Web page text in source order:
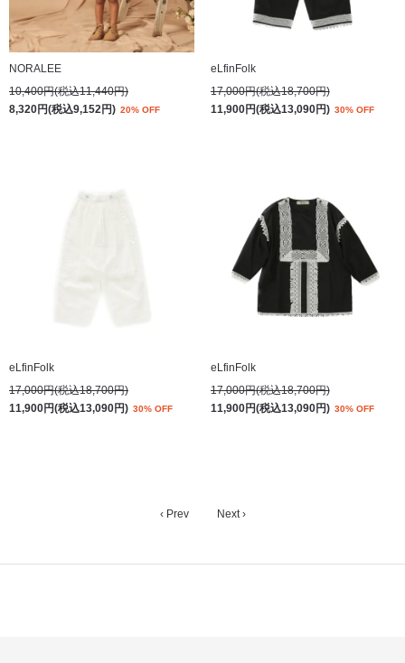
NORALEE
10,400円(税込11,440円)
8,320円(税込9,152円) 20% OFF
eLfinFolk
17,000円(税込18,700円)
11,900円(税込13,090円) 30% OFF
eLfinFolk
17,000円(税込18,700円)
11,900円(税込13,090円) 30% OFF
eLfinFolk
17,000円(税込18,700円)
11,900円(税込13,090円) 30% OFF
‹ Prev Next ›